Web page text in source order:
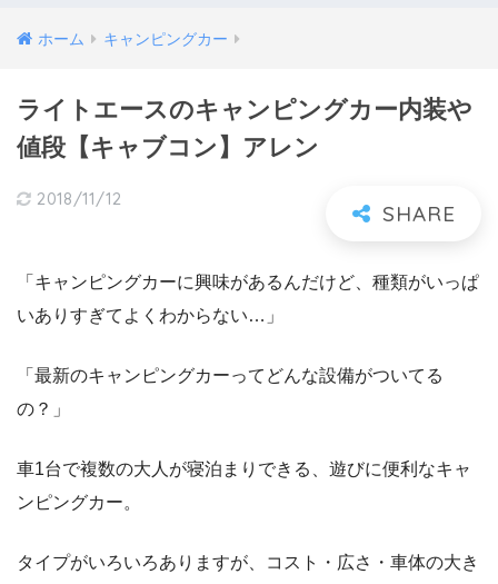
ホーム キャンピングカー
ライトエースのキャンピングカー内装や
値段【キャブコン】アレン
2018/11/12
「キャンピングカーに興味があるんだけど、種類がいっぱ
いありすぎてよくわからない…」
「最新のキャンピングカーってどんな設備がついてる
の？」
車1台で複数の大人が寝泊まりできる、遊びに便利なキャ
ンピングカー。
タイプがいろいろありますが、コスト・広さ・車体の大き